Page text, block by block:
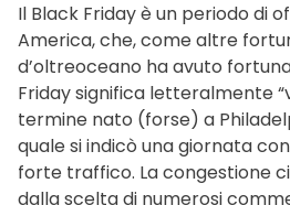
Il Black Friday è un periodo di
America, che, come altre
d’oltreoceano ha avuto
Friday significa letteralmente
termine nato (forse) a
quale si indicò una giornata
forte traffico. La congestione
dalla scelta di numerosi